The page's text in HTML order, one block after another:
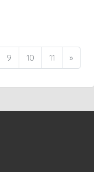
9 10 11 »